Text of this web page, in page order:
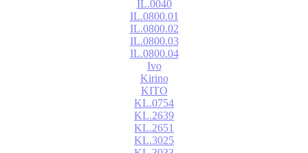
IL.0040
IL.0800.01
IL.0800.02
IL.0800.03
IL.0800.04
Ivo
Kirino
KITO
KL.0754
KL.2639
KL.2651
KL.3025